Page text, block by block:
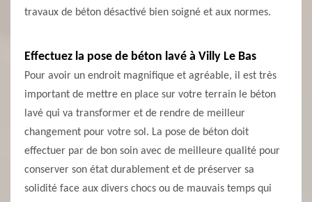
travaux de béton désactivé bien soigné et aux normes.
Effectuez la pose de béton lavé à Villy Le Bas
Pour avoir un endroit magnifique et agréable, il est très
important de mettre en place sur votre terrain le béton
lavé qui va transformer et de rendre de meilleur
changement pour votre sol. La pose de béton doit
effectuer par de bon soin avec de meilleure qualité pour
conserver son état durablement et de préserver sa
solidité face aux divers chocs ou de mauvais temps qui